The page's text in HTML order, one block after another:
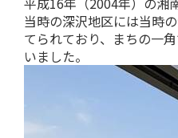
当時の深沢地区には当時
てられており、まちの一
いました。